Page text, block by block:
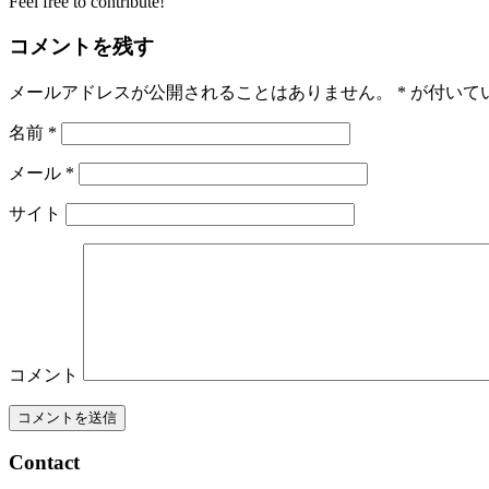
コメントを残す
メールアドレスが公開されることはありません。 * が付いて
名前 *
メール *
サイト
コメント
Contact